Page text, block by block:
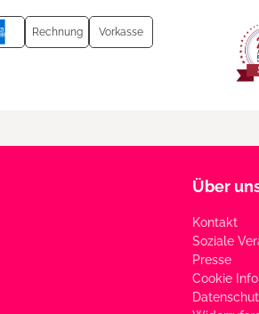
Rechnung Vorkasse
Über
Kontakt
Soziale
Presse
Cookie